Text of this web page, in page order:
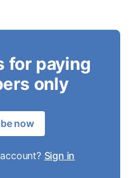
for paying
only
now
Sign in